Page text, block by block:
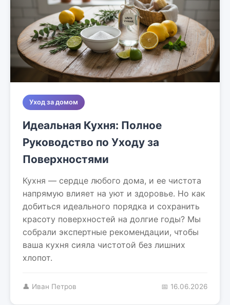
Уход за домом
Идеальная Кухня: Полное
Руководство по Уходу за
Поверхностями
Кухня — сердце любого дома, и ее чистота
напрямую влияет на уют и здоровье. Но как
добиться идеального порядка и сохранить
красоту поверхностей на долгие годы? Мы
собрали экспертные рекомендации, чтобы
ваша кухня сияла чистотой без лишних
хлопот.
👤 Иван Петров 📅 16.06.2026